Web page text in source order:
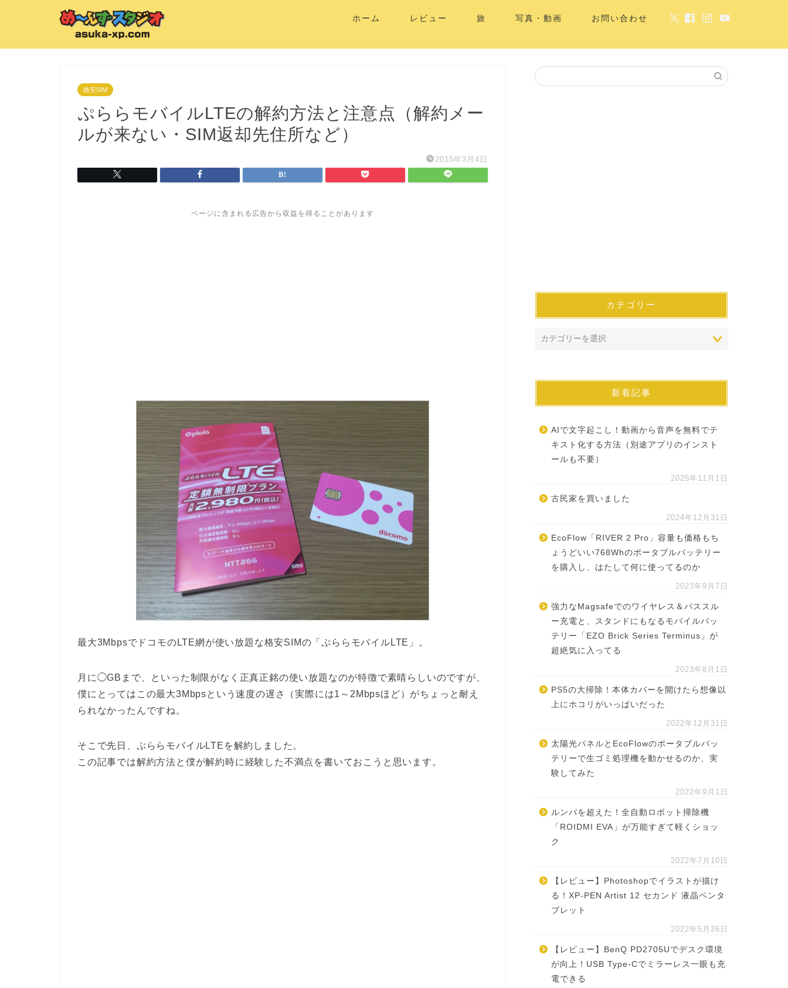
ホーム レビュー 旅 写真・動画 お問い合わせ
格安SIM
ぷららモバイルLTEの解約方法と注意点（解約メー
ルが来ない・SIM返却先住所など）
2015年3月4日
ページに含まれる広告から収益を得ることがあります
最大3MbpsでドコモのLTE網が使い放題な格安SIMの「ぷららモバイルLTE」。
月に◯GBまで、といった制限がなく正真正銘の使い放題なのが特徴で素晴らしいのですが、
僕にとってはこの最大3Mbpsという速度の遅さ（実際には1～2Mbpsほど）がちょっと耐え
られなかったんですね。
そこで先日、ぷららモバイルLTEを解約しました。
この記事では解約方法と僕が解約時に経験した不満点を書いておこうと思います。
カテゴリー
新着記事
AIで文字起こし！動画から音声を無料でテ
キスト化する方法（別途アプリのインスト
ールも不要）
2025年11月1日
古民家を買いました
2024年12月31日
EcoFlow「RIVER 2 Pro」容量も価格もち
ょうどいい768Whのポータブルバッテリー
を購入し、はたして何に使ってるのか
2023年9月7日
強力なMagsafeでのワイヤレス＆パススル
ー充電と、スタンドにもなるモバイルバッ
テリー「EZO Brick Series Terminus」が
超絶気に入ってる
2023年8月1日
PS5の大掃除！本体カバーを開けたら想像以
上にホコリがいっぱいだった
2022年12月31日
太陽光パネルとEcoFlowのポータブルバッ
テリーで生ゴミ処理機を動かせるのか、実
験してみた
2022年9月1日
ルンバを超えた！全自動ロボット掃除機
「ROIDMI EVA」が万能すぎて軽くショッ
ク
2022年7月10日
【レビュー】Photoshopでイラストが描け
る！XP-PEN Artist 12 セカンド 液晶ペンタ
ブレット
2022年5月26日
【レビュー】BenQ PD2705Uでデスク環境
が向上！USB Type-Cでミラーレス一眼も充
電できる